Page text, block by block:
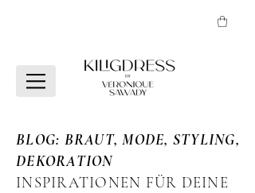
BLOG: BRAUT, MODE, STYLING,
DEKORATION
INSPIRATIONEN FÜR DEINE